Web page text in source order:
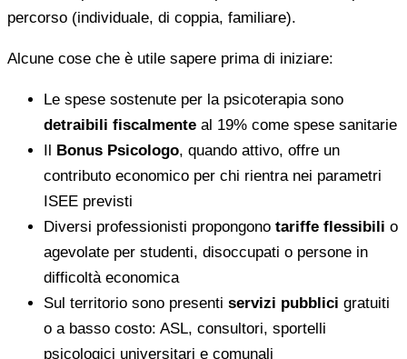
percorso (individuale, di coppia, familiare).
Alcune cose che è utile sapere prima di iniziare:
Le spese sostenute per la psicoterapia sono
detraibili fiscalmente al 19% come spese sanitarie
Il Bonus Psicologo, quando attivo, offre un
contributo economico per chi rientra nei parametri
ISEE previsti
Diversi professionisti propongono tariffe flessibili o
agevolate per studenti, disoccupati o persone in
difficoltà economica
Sul territorio sono presenti servizi pubblici gratuiti
o a basso costo: ASL, consultori, sportelli
psicologici universitari e comunali